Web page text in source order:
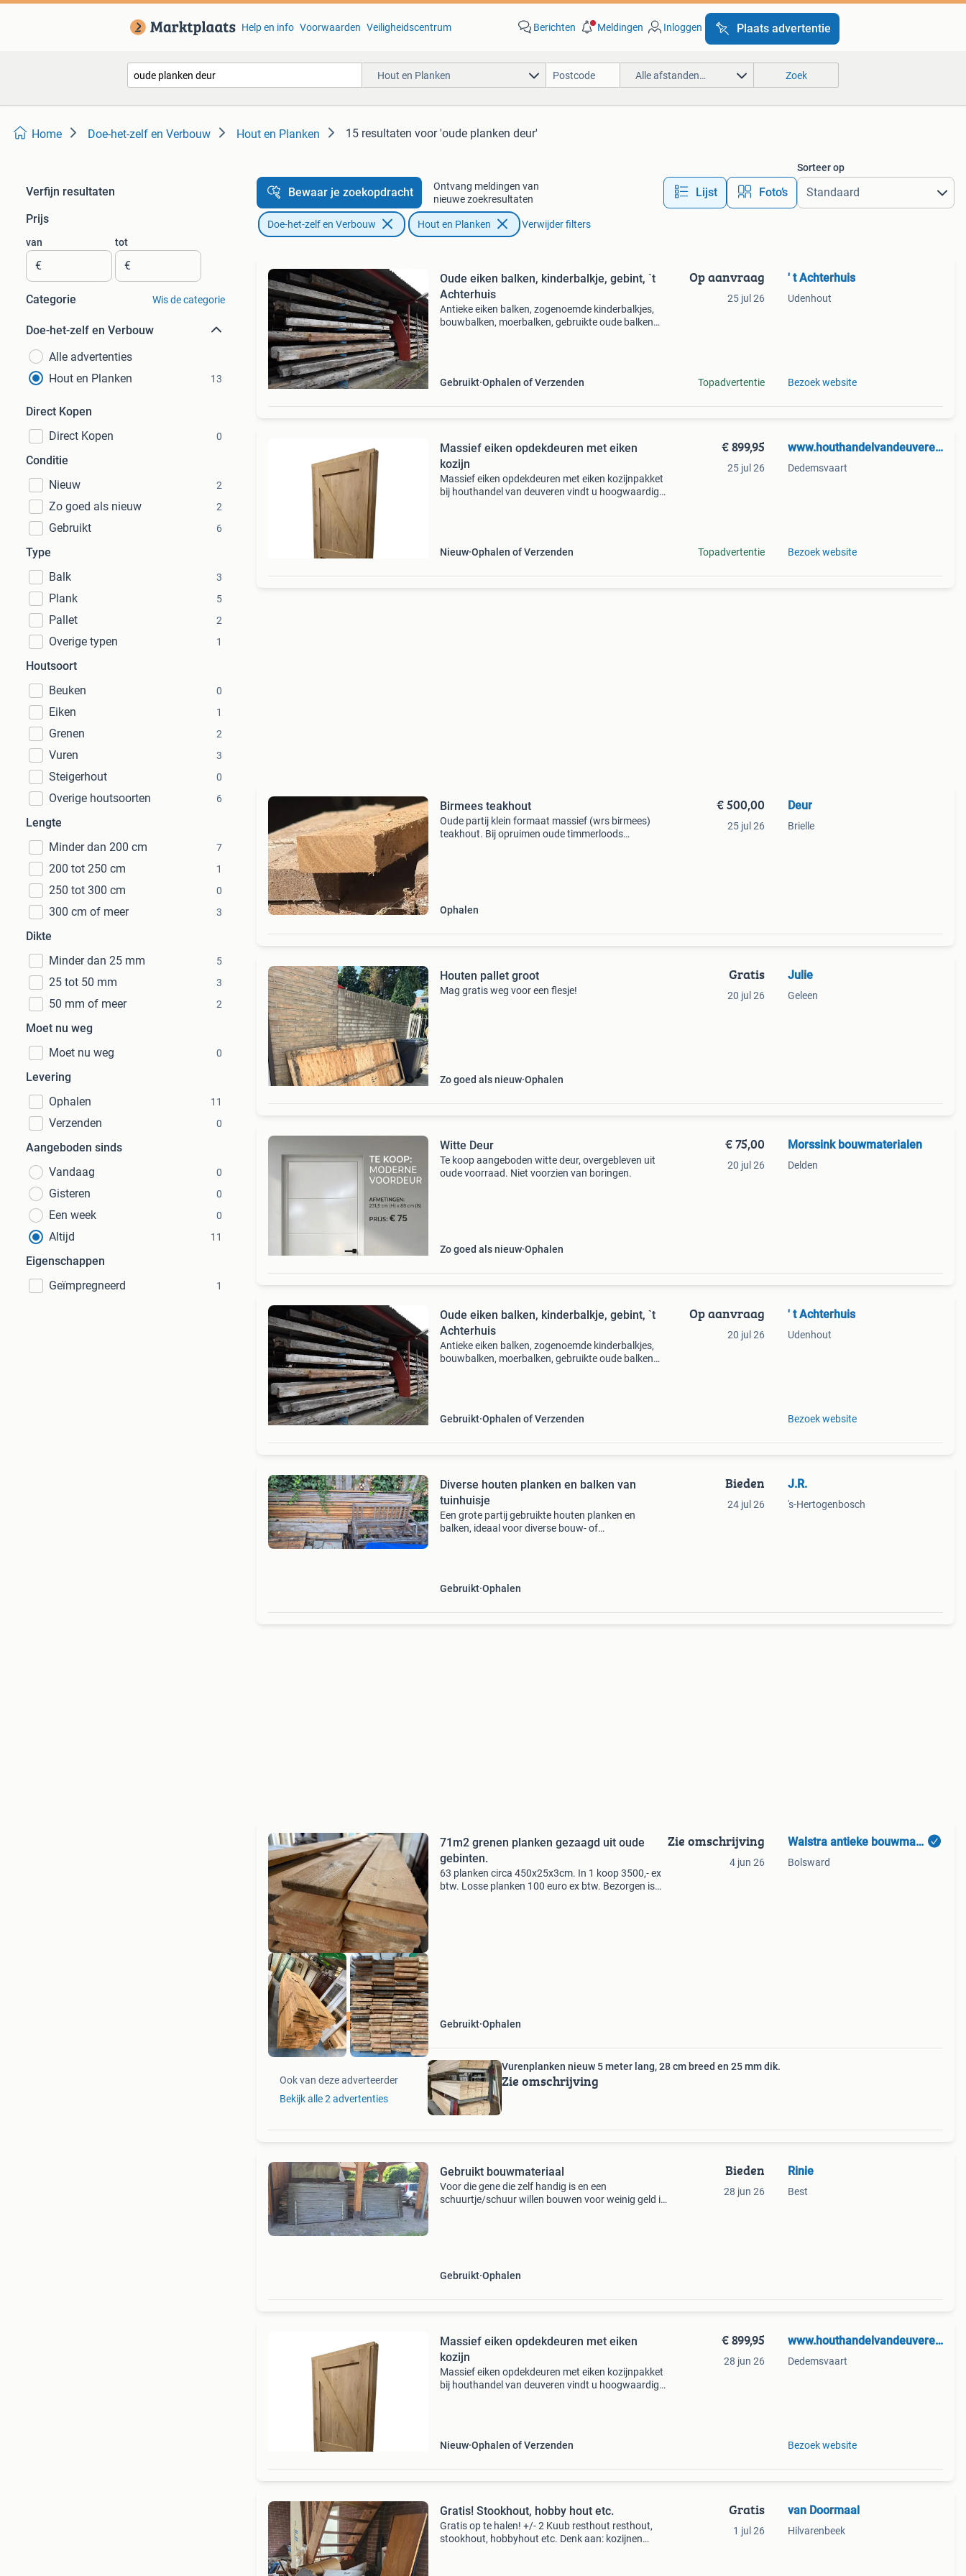
Help en info Voorwaarden Veiligheidscentrum Berichten Meldingen Inloggen Plaats advertentie
Hout en Planken Alle afstanden… Zoek
Home Doe-het-zelf en Verbouw Hout en Planken 15 resultaten voor 'oude planken deur'
Verfijn resultaten
Prijs
van
€
tot
€
Categorie Wis de categorie
Doe-het-zelf en Verbouw
Alle advertenties
Hout en Planken
13
Direct Kopen
Direct Kopen
0
Conditie
Nieuw
2
Zo goed als nieuw 2
Gebruikt 6
Type
Balk
3
Plank 5
Pallet 2
Overige typen 1
Houtsoort
Beuken
0
Eiken 1
Grenen 2
Vuren 3
Steigerhout 0
Overige houtsoorten 6
Lengte
Minder dan 200 cm
7
200 tot 250 cm 1
250 tot 300 cm 0
300 cm of meer 3
Dikte
Minder dan 25 mm
5
25 tot 50 mm 3
50 mm of meer 2
Moet nu weg
Moet nu weg
0
Levering
Ophalen
11
Verzenden 0
Aangeboden sinds
Vandaag
0
Gisteren 0
Een week 0
Altijd 11
Eigenschappen
Geïmpregneerd
1
Bewaar je zoekopdracht
Ontvang meldingen van
nieuwe zoekresultaten
Lijst Foto’s
Sorteer op
Doe-het-zelf en Verbouw Hout en Planken Verwijder filters
Oude eiken balken, kinderbalkje, gebint, `t
Achterhuis
Antieke eiken balken, zogenoemde kinderbalkjes,
bouwbalken, moerbalken, gebruikte oude balken
Gebruikt Ophalen of Verzenden
Op aanvraag
25 jul 26
Topadvertentie
' t Achterhuis
Udenhout
Bezoek website
Massief eiken opdekdeuren met eiken
kozijn
Massief eiken opdekdeuren met eiken kozijnpakket
bij houthandel van deuveren vindt u hoogwaardige
Nieuw Ophalen of Verzenden
€ 899,95
25 jul 26
Topadvertentie
www.houthandelvandeuveren.nl
Dedemsvaart
Bezoek website
Birmees teakhout
Oude partij klein formaat massief (wrs birmees)
teakhout. Bij opruimen oude timmerloods
Ophalen
€ 500,00
25 jul 26
Deur
Brielle
Houten pallet groot
Mag gratis weg voor een flesje!
Zo goed als nieuw Ophalen
Gratis
20 jul 26
Julie
Geleen
Witte Deur
Te koop aangeboden witte deur, overgebleven uit
oude voorraad. Niet voorzien van boringen.
Zo goed als nieuw Ophalen
€ 75,00
20 jul 26
Morssink bouwmaterialen
Delden
Oude eiken balken, kinderbalkje, gebint, `t
Achterhuis
Antieke eiken balken, zogenoemde kinderbalkjes,
bouwbalken, moerbalken, gebruikte oude balken
Gebruikt Ophalen of Verzenden
Op aanvraag
20 jul 26
' t Achterhuis
Udenhout
Bezoek website
Diverse houten planken en balken van
tuinhuisje
Een grote partij gebruikte houten planken en
balken, ideaal voor diverse bouw- of
Gebruikt Ophalen
Bieden
24 jul 26
J.R.
's-Hertogenbosch
Circulair bouwen
71m2 grenen planken gezaagd uit oude
gebinten.
63 planken circa 450x25x3cm. In 1 koop 3500,- ex
btw. Losse planken 100 euro ex btw. Bezorgen is
Gebruikt Ophalen
Zie omschrijving
4 jun 26
Walstra antieke bouwmaterialen
Bolsward
Ook van deze adverteerder
Bekijk alle 2 advertenties
Vurenplanken nieuw 5 meter lang, 28 cm breed en 25 mm dik.
Zie omschrijving
Gebruikt bouwmateriaal
Voor die gene die zelf handig is en een
schuurtje/schuur willen bouwen voor weinig geld is
Gebruikt Ophalen
Bieden
28 jun 26
Rinie
Best
Massief eiken opdekdeuren met eiken
kozijn
Massief eiken opdekdeuren met eiken kozijnpakket
bij houthandel van deuveren vindt u hoogwaardige
Nieuw Ophalen of Verzenden
€ 899,95
28 jun 26
www.houthandelvandeuveren.nl
Dedemsvaart
Bezoek website
Gratis! Stookhout, hobby hout etc.
Gratis op te halen! +/- 2 Kuub resthout resthout,
stookhout, hobbyhout etc. Denk aan: kozijnen
Gratis
1 jul 26
van Doormaal
Hilvarenbeek